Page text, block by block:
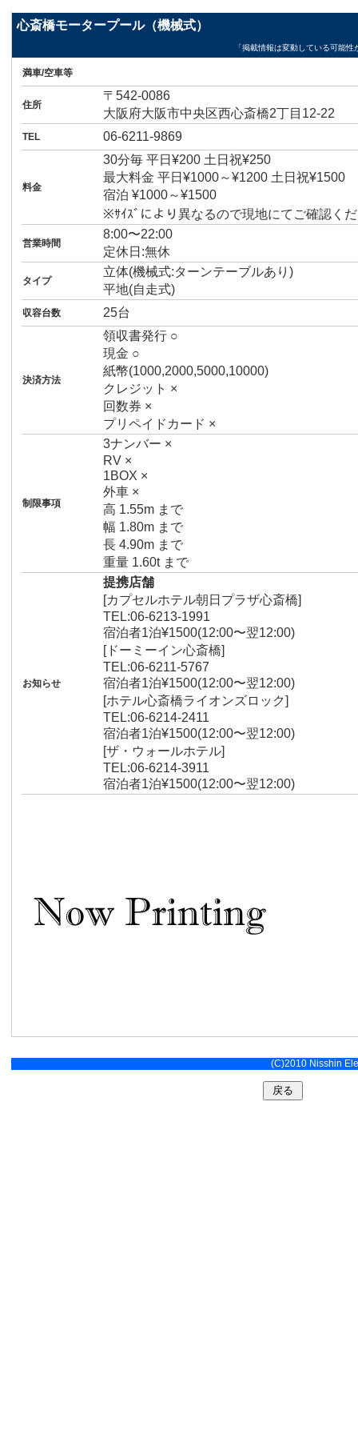
心斎橋モータープール（機械式）
「掲載情報は変動している可能
満車/空車等
住所
〒542-0086
大阪府大阪市中央区西心斎橋2丁目12-22
TEL 06-6211-9869
料金
30分毎 平日¥200 土日祝¥250
最大料金 平日¥1000～¥1200 土日祝¥1500
宿泊 ¥1000～¥1500
※ｻｲｽﾞにより異なるので現地にてご確認く
営業時間
8:00〜22:00
定休日:無休
タイプ
立体(機械式:ターンテーブルあり)
平地(自走式)
収容台数 25台
決済方法
領収書発行 ○
現金 ○
紙幣(1000,2000,5000,10000)
クレジット ×
回数券 ×
プリペイドカード ×
制限事項
3ナンバー ×
RV ×
1BOX ×
外車 ×
高 1.55m まで
幅 1.80m まで
長 4.90m まで
重量 1.60t まで
お知らせ
提携店舗
[カプセルホテル朝日プラザ心斎橋]
TEL:06-6213-1991
宿泊者1泊¥1500(12:00〜翌12:00)
[ドーミーイン心斎橋]
TEL:06-6211-5767
宿泊者1泊¥1500(12:00〜翌12:00)
[ホテル心斎橋ライオンズロック]
TEL:06-6214-2411
宿泊者1泊¥1500(12:00〜翌12:00)
[ザ・ウォールホテル]
TEL:06-6214-3911
宿泊者1泊¥1500(12:00〜翌12:00)
(C)2010 Nisshin